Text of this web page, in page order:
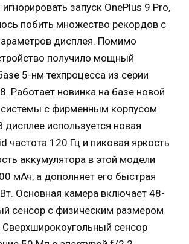
запуск OnePlus 9 Pro,
побить множество рекордов с
дисплея. Помимо
получило мощный
5-нм техпроцесса из серии
Работает новинка на базе новой
с фирменным корпусом
дисплее используется новая
частота 120 Гц и пиковая яркость
аккумулятора в этой модели
мАч, а дополняет его быстрая
Основная камера включает 48-
сенсор с физическим размером
Сверхширокоугольный сенсор